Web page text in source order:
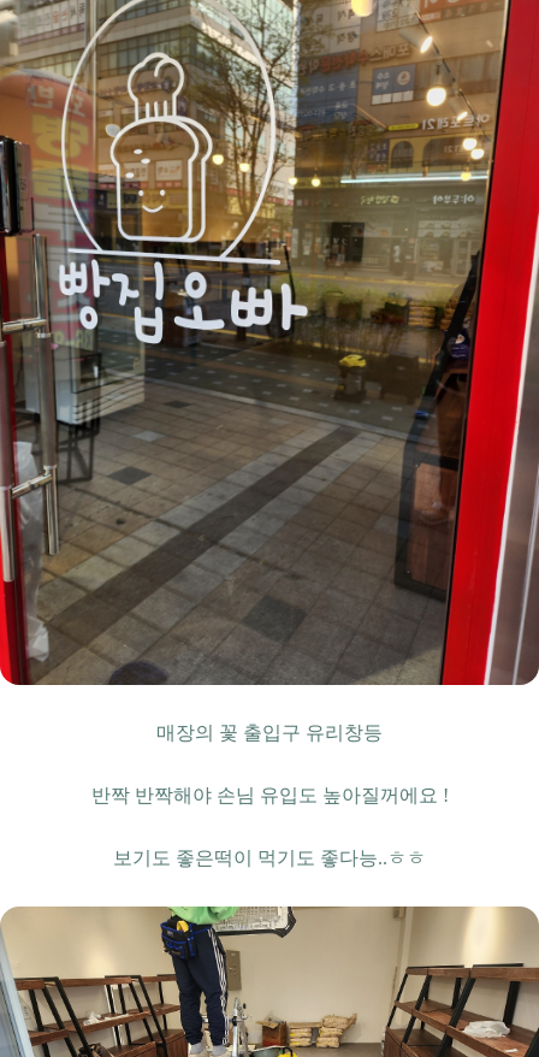
매장의 꽃 출입구 유리창등
반짝 반짝해야 손님 유입도 높아질꺼에요 !
보기도 좋은떡이 먹기도 좋다능..ㅎㅎ